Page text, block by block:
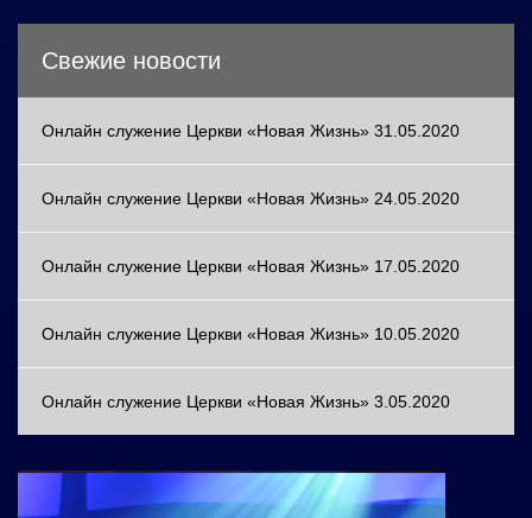
Свежие новости
Онлайн служение Церкви «Новая Жизнь» 31.05.2020
Онлайн служение Церкви «Новая Жизнь» 24.05.2020
Онлайн служение Церкви «Новая Жизнь» 17.05.2020
Онлайн служение Церкви «Новая Жизнь» 10.05.2020
Онлайн служение Церкви «Новая Жизнь» 3.05.2020